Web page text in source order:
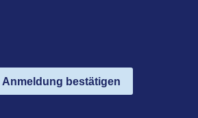
Anmeldung bestätigen